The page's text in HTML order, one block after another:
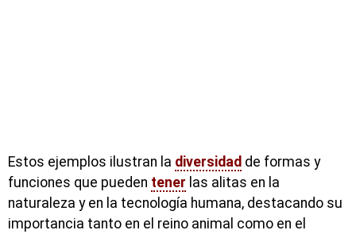
Estos ejemplos ilustran la diversidad de formas y
funciones que pueden tener las alitas en la
naturaleza y en la tecnología humana, destacando su
importancia tanto en el reino animal como en el